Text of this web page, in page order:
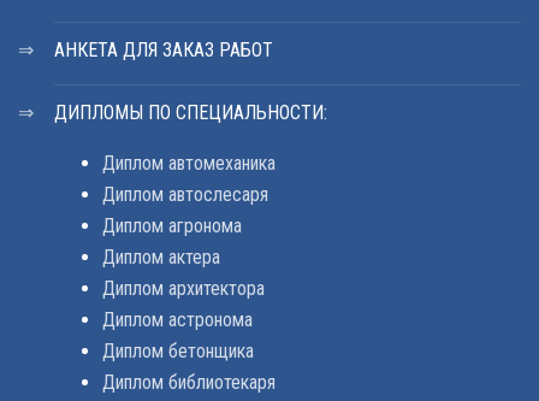
АНКЕТА ДЛЯ ЗАКАЗ РАБОТ
ДИПЛОМЫ ПО СПЕЦИАЛЬНОСТИ:
Диплом автомеханика
Диплом автослесаря
Диплом агронома
Диплом актера
Диплом архитектора
Диплом астронома
Диплом бетонщика
Диплом библиотекаря